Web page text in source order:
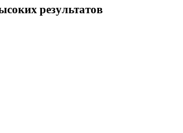
результатов